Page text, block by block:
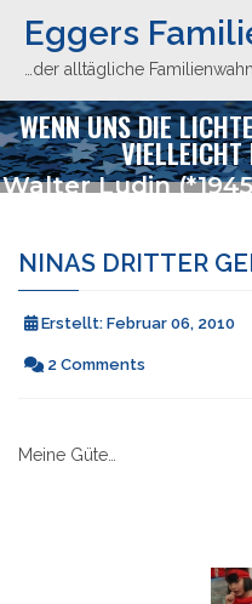
Eggers
…der alltägliche
WENN UNS DIE
VIELLEICHT
Walter Ludin
NINAS DRITTER
Erstellt: Februar 06, 2010
2 Comments
Meine Güte…